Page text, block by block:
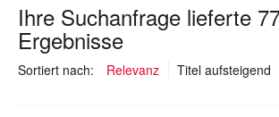
Ihre Suchanfrage lieferte
Ergebnisse
Sortiert nach: Relevanz Titel aufsteigend